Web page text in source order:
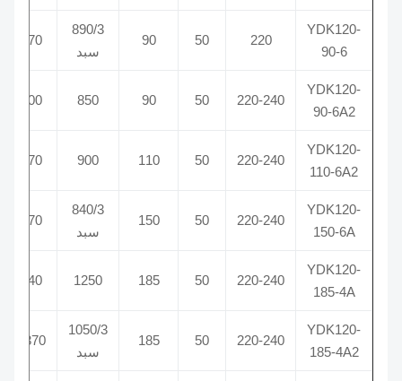
YDK120-
890/3
5/370
YDK120-
90-6A2
220-240
5/400
YDK120-
110-6A2
220-240
5/370
YDK120-
150-6A
220-240
840/3
6/370
YDK120-
185-4A
220-240
5/440
YDK120-
185-4A2
220-240
1050/3
10/370